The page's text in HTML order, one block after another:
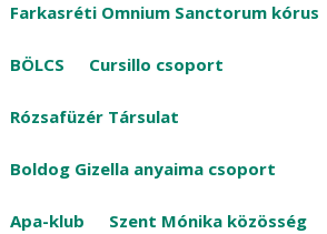
Farkasréti Omnium Sanctorum kórus
BÖLCS Cursillo csoport
Rózsafüzér Társulat
Boldog Gizella anyaima csoport
Apa-klub Szent Mónika közösség